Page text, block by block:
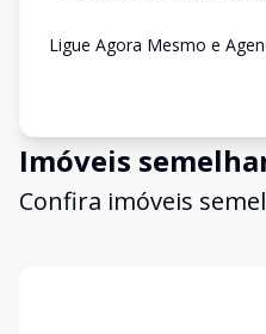
Ligue Agora Mesmo e
Imóveis
Confira imóveis